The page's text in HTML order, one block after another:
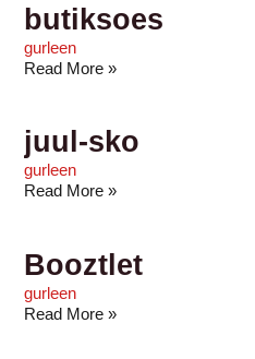
butiksoes
gurleen
Read More »
juul-sko
gurleen
Read More »
Booztlet
gurleen
Read More »